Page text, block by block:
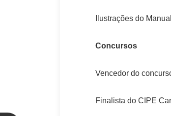
Ilustrações do
Concursos
Vencedor do
Finalista do CIPE